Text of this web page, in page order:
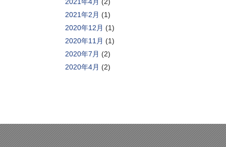
2021年2月 (1)
2020年12月 (1)
2020年11月 (1)
2020年7月 (2)
2020年4月 (2)